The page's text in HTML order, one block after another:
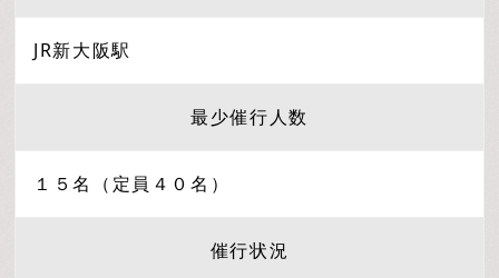
JR新大阪駅
最少催行人数
１５名（定員４０名）
催行状況